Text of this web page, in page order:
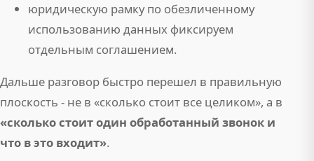
юридическую рамку по обезличенному
использованию данных фиксируем
отдельным соглашением.
Дальше разговор быстро перешел в правильную
плоскость - не в «сколько стоит все целиком», а в
«сколько стоит один обработанный звонок и
что в это входит».